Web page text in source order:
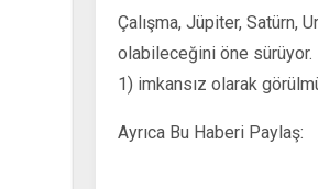
Çalışma, Jüpiter, Satürn,
olabileceğini öne sürüyor.
1) imkansız olarak
Ayrıca Bu Haberi Paylaş: